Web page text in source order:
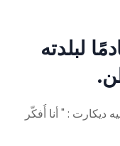
لبلدته
ديكارت : " أنا أُفكّر